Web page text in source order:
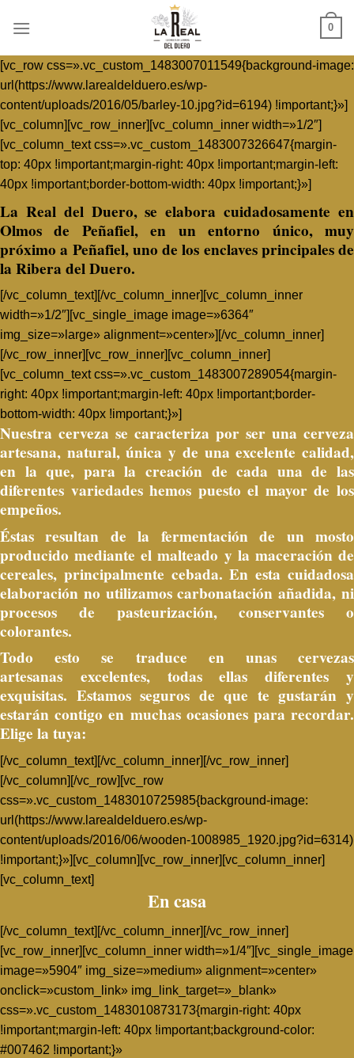
0
[vc_row css=».vc_custom_1483007011549{background-image:
url(https://www.larealdelduero.es/wp-
content/uploads/2016/05/barley-10.jpg?id=6194) !important;}»]
[vc_column][vc_row_inner][vc_column_inner width=»1/2″]
[vc_column_text css=».vc_custom_1483007326647{margin-
top: 40px !important;margin-right: 40px !important;margin-left:
40px !important;border-bottom-width: 40px !important;}»]
La Real del Duero, se elabora cuidadosamente en
Olmos de Peñafiel, en un entorno único, muy
próximo a Peñafiel, uno de los enclaves principales de
la Ribera del Duero.
[/vc_column_text][/vc_column_inner][vc_column_inner
width=»1/2″][vc_single_image image=»6364″
img_size=»large» alignment=»center»][/vc_column_inner]
[/vc_row_inner][vc_row_inner][vc_column_inner]
[vc_column_text css=».vc_custom_1483007289054{margin-
right: 40px !important;margin-left: 40px !important;border-
bottom-width: 40px !important;}»]
Nuestra cerveza se caracteriza por ser una cerveza
artesana, natural, única y de una excelente calidad,
en la que, para la creación de cada una de las
diferentes variedades hemos puesto el mayor de los
empeños.
Éstas resultan de la fermentación de un mosto
producido mediante el malteado y la maceración de
cereales, principalmente cebada. En esta cuidadosa
elaboración no utilizamos carbonatación añadida, ni
procesos de pasteurización, conservantes o
colorantes.
Todo esto se traduce en unas cervezas
artesanas excelentes, todas ellas diferentes y
exquisitas. Estamos seguros de que te gustarán y
estarán contigo en muchas ocasiones para recordar.
Elige la tuya:
[/vc_column_text][/vc_column_inner][/vc_row_inner]
[/vc_column][/vc_row][vc_row
css=».vc_custom_1483010725985{background-image:
url(https://www.larealdelduero.es/wp-
content/uploads/2016/06/wooden-1008985_1920.jpg?id=6314)
!important;}»][vc_column][vc_row_inner][vc_column_inner]
[vc_column_text]
En casa
[/vc_column_text][/vc_column_inner][/vc_row_inner]
[vc_row_inner][vc_column_inner width=»1/4″][vc_single_image
image=»5904″ img_size=»medium» alignment=»center»
onclick=»custom_link» img_link_target=»_blank»
css=».vc_custom_1483010873173{margin-right: 40px
!important;margin-left: 40px !important;background-color:
#007462 !important;}»